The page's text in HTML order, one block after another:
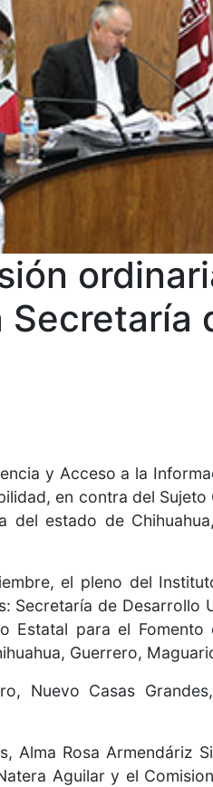
y Acceso a la
en contra del
estado de
el pleno del
Secretaría de
Estatal para el
Guerrero,
Nuevo Casas
Alma Rosa Armendáriz
Aguilar y el